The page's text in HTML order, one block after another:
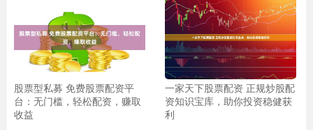
股票型私募 免费股票配资平
台：无门槛，轻松配资，赚取
收益
一家天下股票配资 正规炒股配
资知识宝库，助你投资稳健获
利